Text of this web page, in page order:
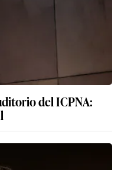
del ICPNA: